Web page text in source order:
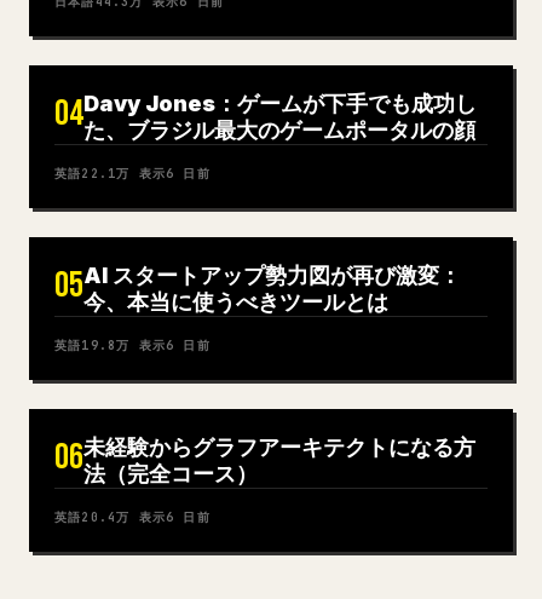
04Davy Jones：ゲームが下手でも成功し
た、ブラジル最大のゲームポータルの顔
英語22.1万 表示6 日前
05AI スタートアップ勢力図が再び激変：
今、本当に使うべきツールとは
英語19.8万 表示6 日前
06未経験からグラフアーキテクトになる方
法（完全コース）
英語20.4万 表示6 日前